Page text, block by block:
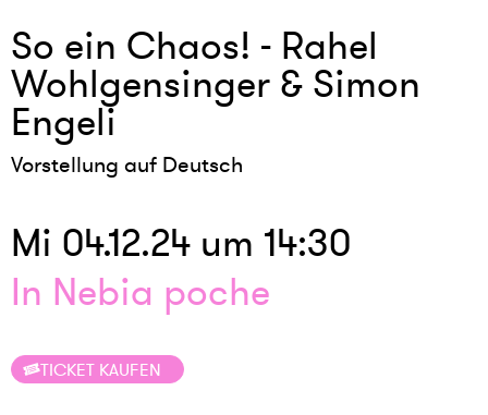
So ein Chaos! - Rahel
Wohlgensinger & Simon
Engeli
Vorstellung auf Deutsch
Mi 04.12.24 um 14:30
In Nebia poche
TICKET KAUFEN